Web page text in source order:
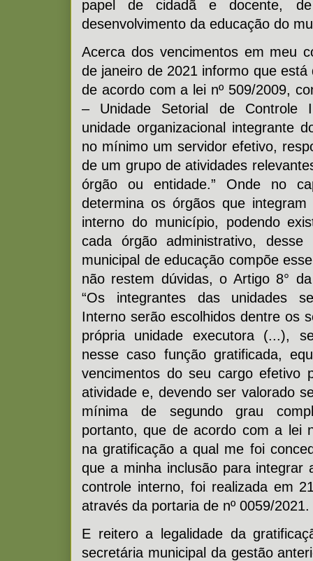
papel de cidadã e docente,
desenvolvimento da educação do
Acerca dos vencimentos em meu
de janeiro de 2021 informo que está
de acordo com a lei nº 509/2009,
– Unidade Setorial de Controle
unidade organizacional integrante
no mínimo um servidor efetivo,
de um grupo de atividades
órgão ou entidade.” Onde no
determina os órgãos que
interno do município, podendo
cada órgão administrativo,
municipal de educação compõe
não restem dúvidas, o Artigo 8°
“Os integrantes das unidades
Interno serão escolhidos dentre os
própria unidade executora (...),
nesse caso função gratificada,
vencimentos do seu cargo efetivo
atividade e, devendo ser valorado
mínima de segundo grau
portanto, que de acordo com a lei
na gratificação a qual me foi
que a minha inclusão para integrar
controle interno, foi realizada em
através da portaria de nº 0059/2021.
E reitero a legalidade da
secretária municipal da gestão